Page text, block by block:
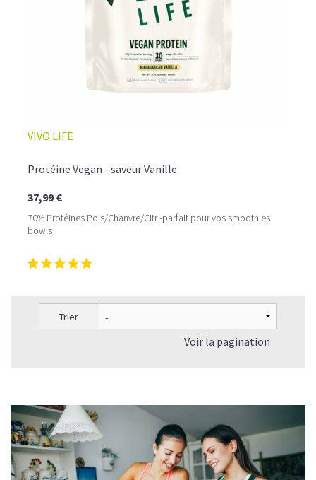
Une énergie immédiate et stable, sans pic de glycémie,
qui vous accompagne toute la matinée et un allié parfait
Pour ceux qui veulent retrouver le plaisir d’un vrai café
glacé, sans se sentir lourd ni affamé.
🍯 CAFÉ FRAPPÉ AU CARAMEL PROTÉINÉ
LE PLAISIR D’UN DESSERT GLACÉ, SANS LE SUCRE EN
TROP
VIVO LIFE
Protéine Vegan - saveur Vanille
37,99 €
70% Protéines Pois/Chanvre/Citr -parfait pour vos smoothies
bowls
Trier
Voir la pagination